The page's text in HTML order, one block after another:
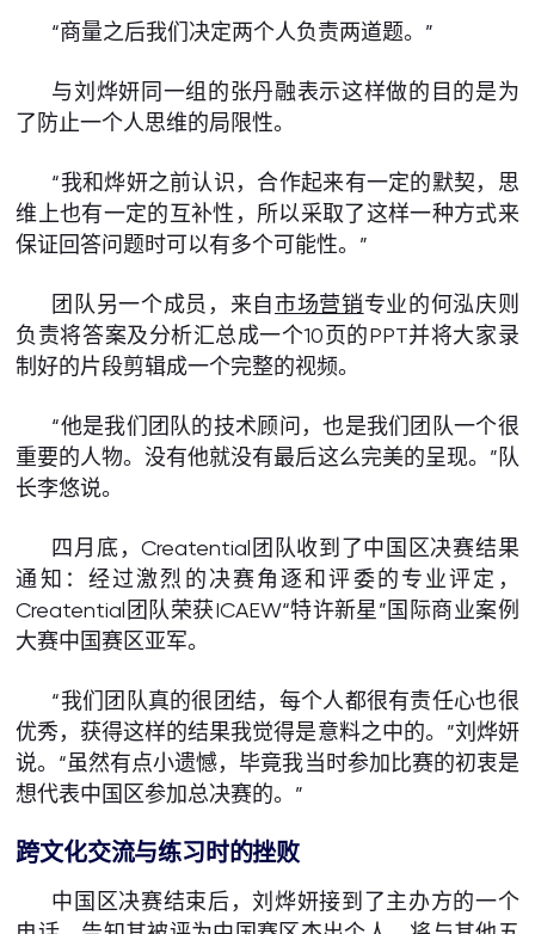
“商量之后我们决定两个人负责两道题。”
与刘烨妍同一组的张丹融表示这样做的目的是为
了防止一个人思维的局限性。
“我和烨妍之前认识，合作起来有一定的默契，思
维上也有一定的互补性，所以采取了这样一种方式来
保证回答问题时可以有多个可能性。”
团队另一个成员，来自市场营销专业的何泓庆则
负责将答案及分析汇总成一个10页的PPT并将大家录
制好的片段剪辑成一个完整的视频。
“他是我们团队的技术顾问，也是我们团队一个很
重要的人物。没有他就没有最后这么完美的呈现。”队
长李悠说。
四月底，Creatential团队收到了中国区决赛结果
通知：经过激烈的决赛角逐和评委的专业评定，
Creatential团队荣获ICAEW“特许新星”国际商业案例
大赛中国赛区亚军。
“我们团队真的很团结，每个人都很有责任心也很
优秀，获得这样的结果我觉得是意料之中的。”刘烨妍
说。“虽然有点小遗憾，毕竟我当时参加比赛的初衷是
想代表中国区参加总决赛的。”
跨文化交流与练习时的挫败
中国区决赛结束后，刘烨妍接到了主办方的一个